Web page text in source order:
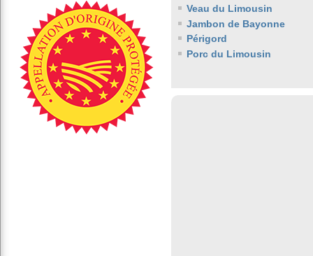
Veau du Limousin
Jambon de Bayonne
Périgord
Porc du Limousin